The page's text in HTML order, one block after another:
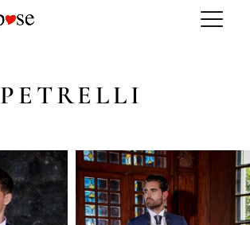
PETRELLI